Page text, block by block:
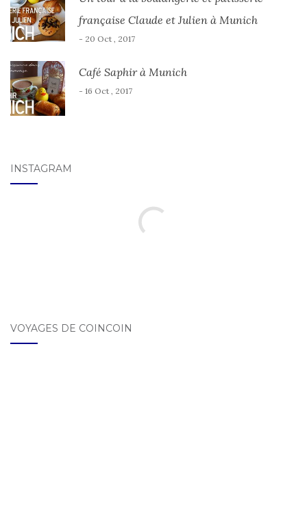
française Claude et Julien à Munich
- 20 Oct , 2017
Café Saphir à Munich
- 16 Oct , 2017
INSTAGRAM
VOYAGES DE COINCOIN